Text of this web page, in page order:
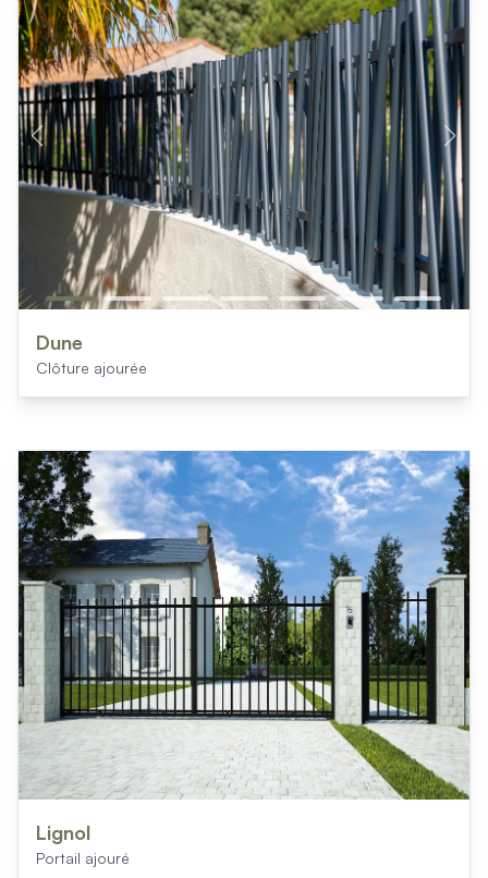
Dune
Clôture ajourée
Lignol
Portail ajouré